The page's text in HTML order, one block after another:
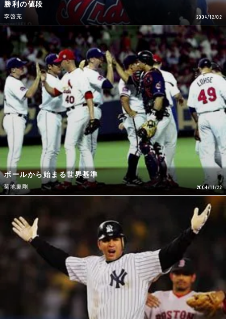
勝利の値段
李啓充 2004/12/02
ボールから始まる世界基準
菊地慶剛 2004/11/22